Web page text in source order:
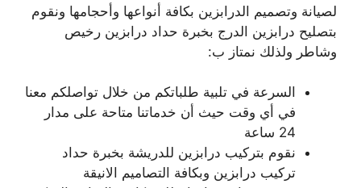
لصيانة وتصميم الدرابزين بكافة أنواعها وأحجامها ونقوم
بتصليح درابزين الدرج بخبرة حداد درابزين رخيص
وشاطر ولذلك نمتاز ب:
السرعة في تلبية طلباتكم من خلال تواصلكم معنا
في أي وقت حيث أن خدماتنا متاحة على مدار
24 ساعة
نقوم بتركيب درابزين للدريشة بخبرة حداد
تركيب درابزين وبكافة التصاميم الانيقة